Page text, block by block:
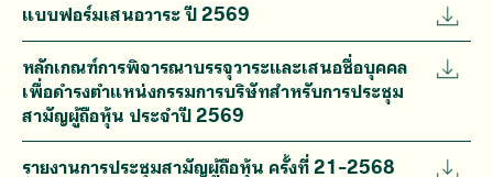
แบบฟอร์มเสนอวาระ ปี 2569
หลักเกณฑ์การพิจารณาบรรจุวาระและเสนอชื่อบุคคล
เพื่อดำรงตำแหน่งกรรมการบริษัทสำหรับการประชุม
สามัญผู้ถือหุ้น ประจำปี 2569
รายงานการประชุมสามัญผู้ถือหุ้น ครั้งที่ 21-2568